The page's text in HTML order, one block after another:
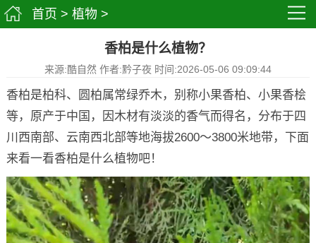
首页 > 植物 >
香柏是什么植物？
来源:酷自然 作者:黔子夜 时间:2026-05-06 09:09:44
香柏是柏科、圆柏属常绿乔木，别称小果香柏、小果香桧
等，原产于中国，因木材有淡淡的香气而得名，分布于四
川西南部、云南西北部等地海拔2600～3800米地带，下面
来看一看香柏是什么植物吧！